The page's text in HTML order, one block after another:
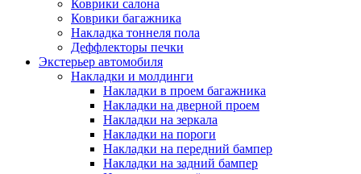
Коврики салона
Коврики багажника
Накладка тоннеля пола
Деффлекторы печки
Экстерьер автомобиля
Накладки и молдинги
Накладки в проем багажника
Накладки на дверной проем
Накладки на зеркала
Накладки на пороги
Накладки на передний бампер
Накладки на задний бампер